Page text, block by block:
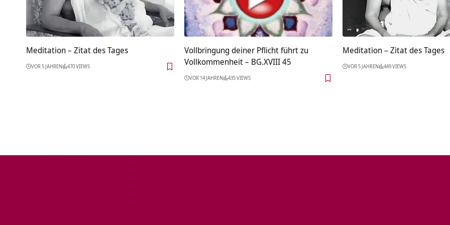
Meditation – Zitat des Tages
VOR 5 JAHREN 470 VIEWS
Vollbringung deiner Pflicht führt zu
Vollkommenheit – BG.XVIII 45
VOR 14 JAHREN 435 VIEWS
Meditation – Zitat des Tages
VOR 5 JAHREN 449 VIEWS